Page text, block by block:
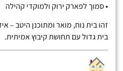
• סמוך לפארק ירוק ולמוקדי קהילה
זהו בית נוח, מואר ומתוכנן היטב
בית גדול עם תחושת קיבוץ אמיתית.